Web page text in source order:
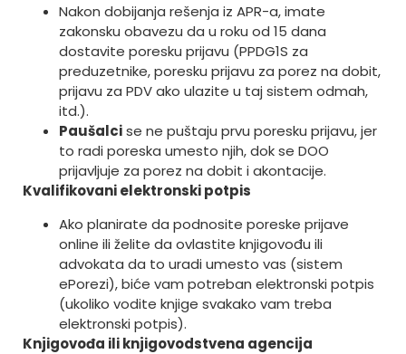
Nakon dobijanja rešenja iz APR-a, imate
zakonsku obavezu da u roku od 15 dana
dostavite poresku prijavu (PPDG1S za
preduzetnike, poresku prijavu za porez na dobit,
prijavu za PDV ako ulazite u taj sistem odmah,
itd.).
Paušalcise ne puštaju prvu poresku prijavu, jer
to radi poreska umesto njih, dok se DOO
prijavljuje za porez na dobit i akontacije.
Kvalifikovani elektronski potpis
Ako planirate da podnosite poreske prijave
online ili želite da ovlastite knjigovođu ili
advokata da to uradi umesto vas (sistem
ePorezi), biće vam potreban elektronski potpis
(ukoliko vodite knjige svakako vam treba
elektronski potpis).
Knjigovođa ili knjigovodstvena agencija